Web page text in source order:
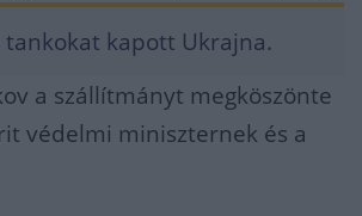
tankokat kapott Ukrajna.
a szállítmányt megköszönte
védelmi miniszternek és a